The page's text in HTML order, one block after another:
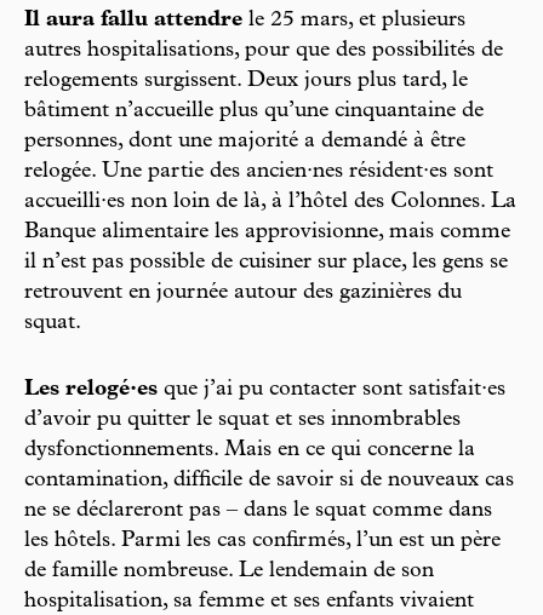
Il aura fallu attendre le 25 mars, et plusieurs
autres hospitalisations, pour que des possibilités de
relogements surgissent. Deux jours plus tard, le
bâtiment n’accueille plus qu’une cinquantaine de
personnes, dont une majorité a demandé à être
relogée. Une partie des ancien·nes résident·es sont
accueilli·es non loin de là, à l’hôtel des Colonnes. La
Banque alimentaire les approvisionne, mais comme
il n’est pas possible de cuisiner sur place, les gens se
retrouvent en journée autour des gazinières du
squat.
Les relogé·es que j’ai pu contacter sont satisfait·es
d’avoir pu quitter le squat et ses innombrables
dysfonctionnements. Mais en ce qui concerne la
contamination, difficile de savoir si de nouveaux cas
ne se déclareront pas – dans le squat comme dans
les hôtels. Parmi les cas confirmés, l’un est un père
de famille nombreuse. Le lendemain de son
hospitalisation, sa femme et ses enfants vivaient